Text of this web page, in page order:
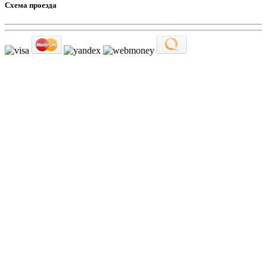
Схема проезда